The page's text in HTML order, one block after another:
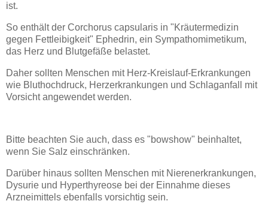
ist.
So enthält der Corchorus capsularis in "Kräutermedizin
gegen Fettleibigkeit" Ephedrin, ein Sympathomimetikum,
das Herz und Blutgefäße belastet.
Daher sollten Menschen mit Herz-Kreislauf-Erkrankungen
wie Bluthochdruck, Herzerkrankungen und Schlaganfall mit
Vorsicht angewendet werden.
Bitte beachten Sie auch, dass es "bowshow" beinhaltet,
wenn Sie Salz einschränken.
Darüber hinaus sollten Menschen mit Nierenerkrankungen,
Dysurie und Hyperthyreose bei der Einnahme dieses
Arzneimittels ebenfalls vorsichtig sein.